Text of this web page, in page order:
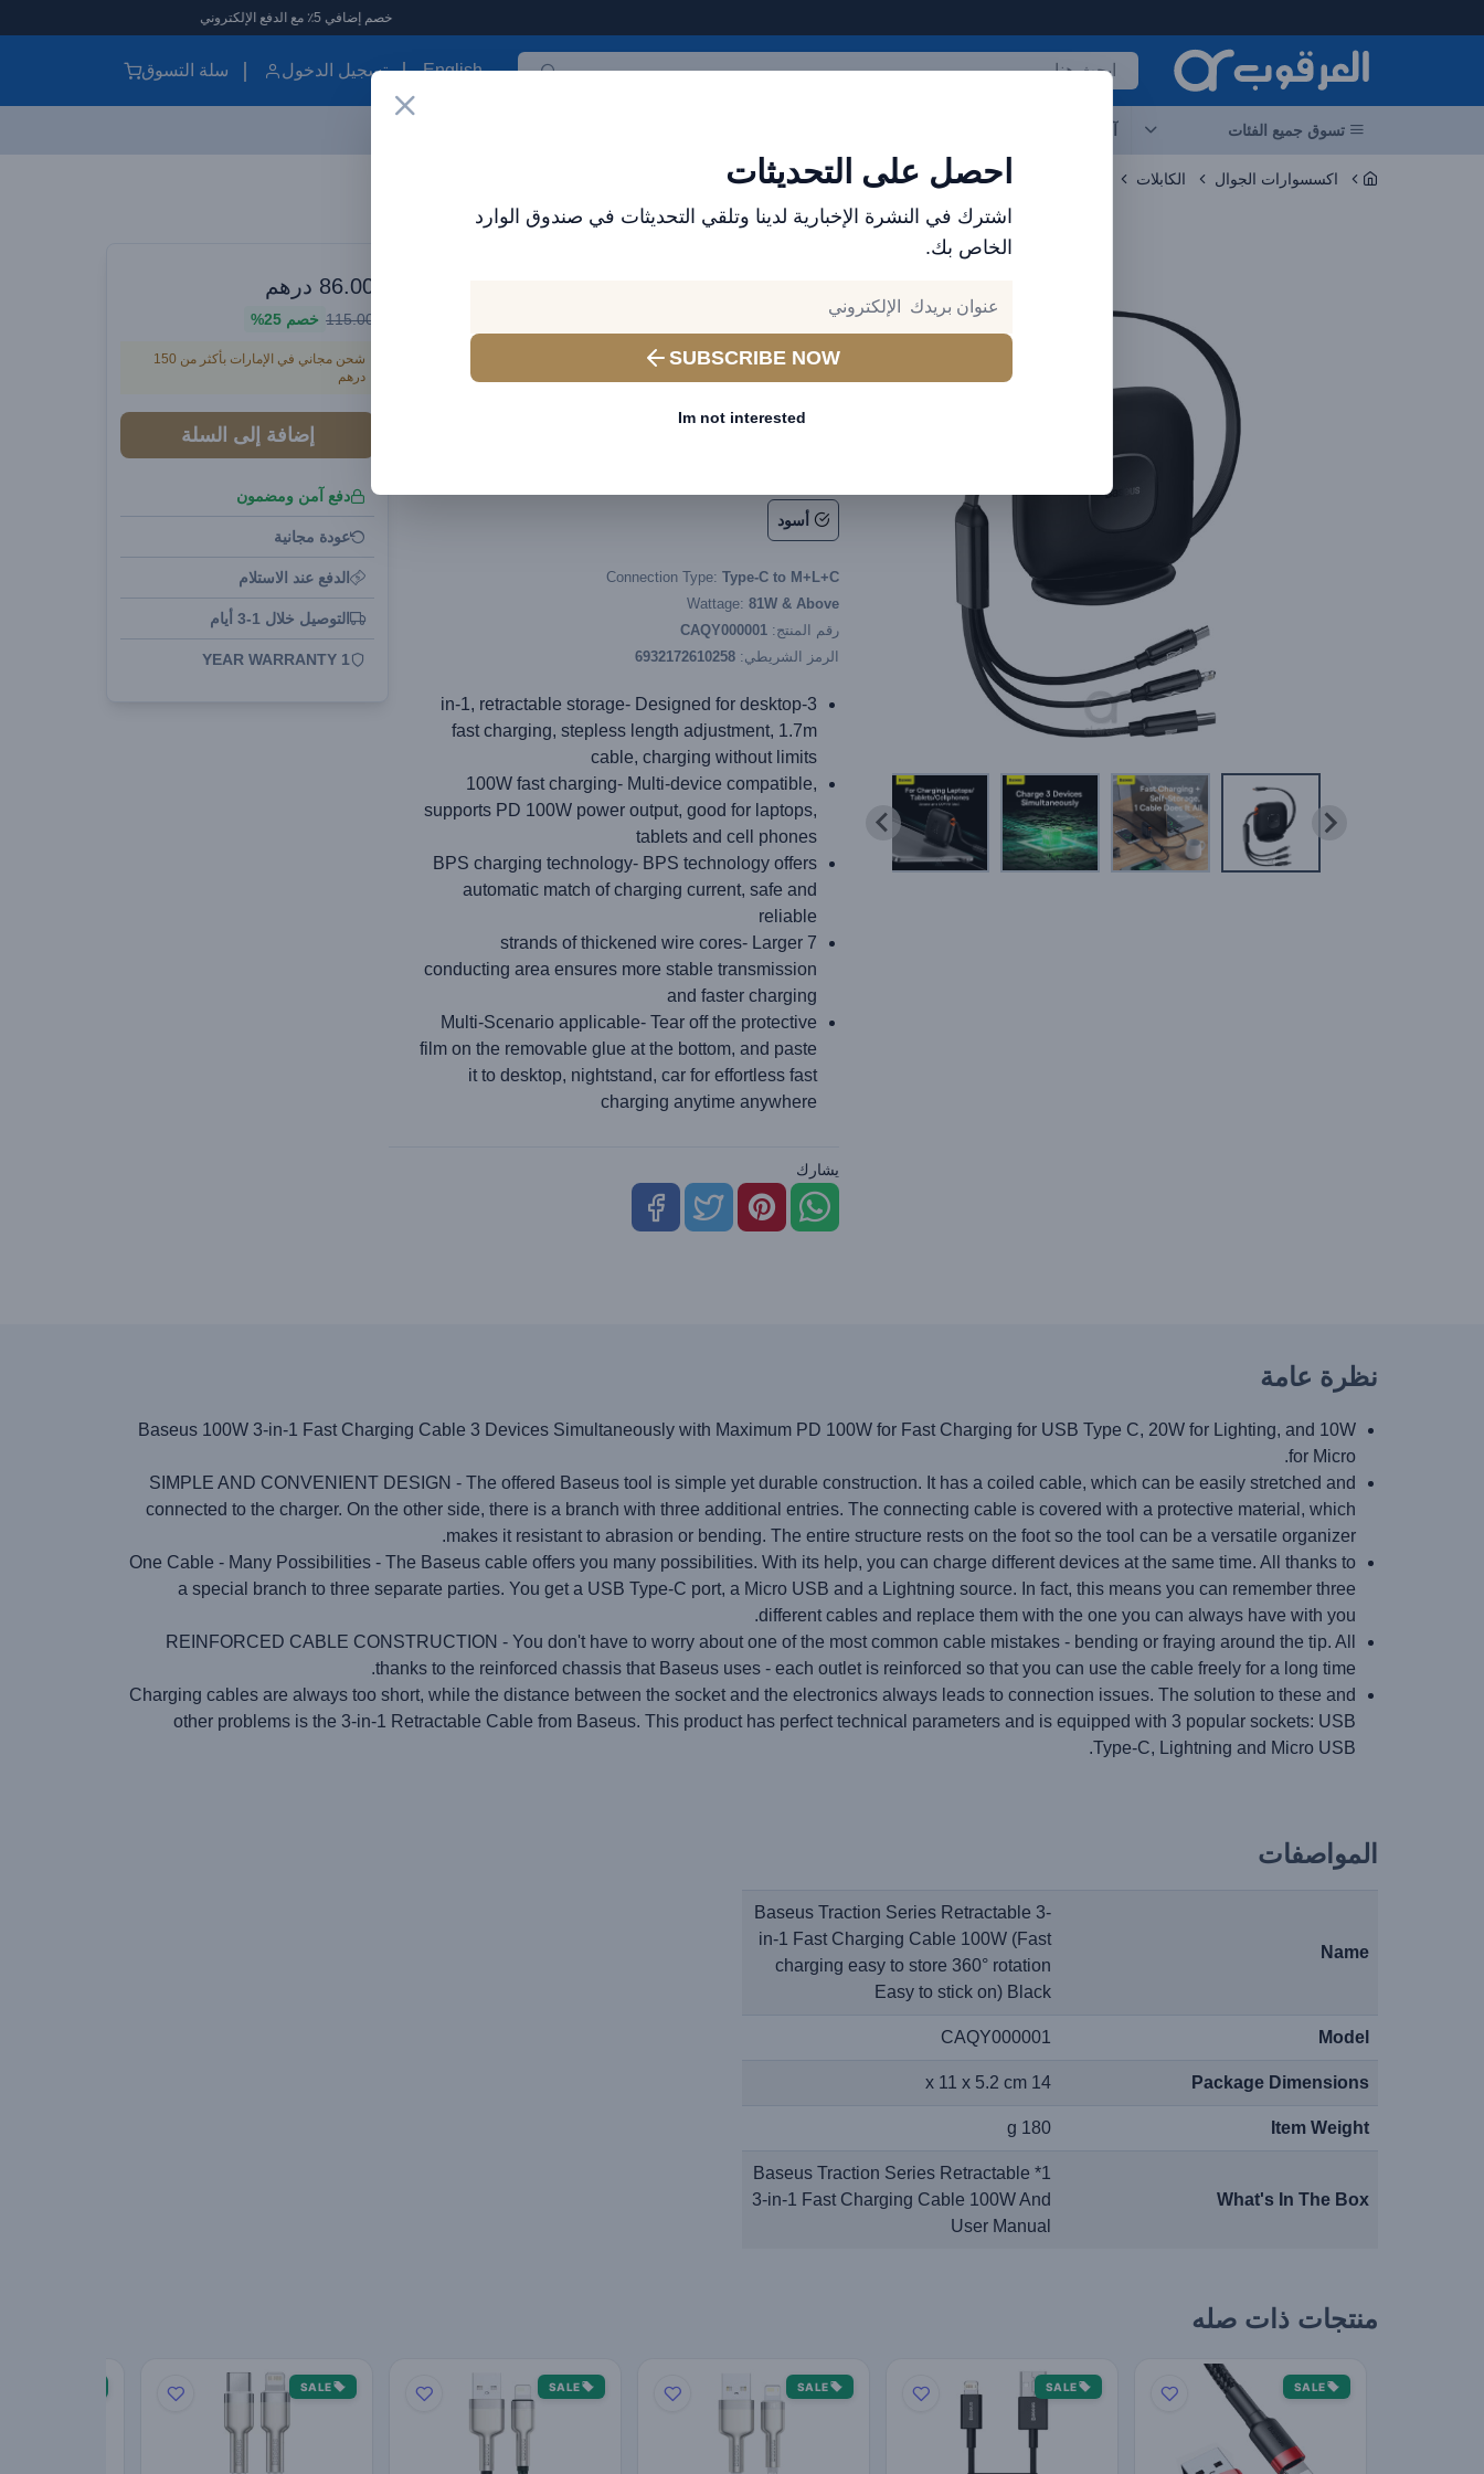
خصم إضافي 5٪ مع الدفع الإلكتروني
English تسجيل الدخول سلة التسوق
تسوق جميع الفئات
احصل على التحديثات
اشترك في النشرة الإخبارية لدينا وتلقي التحديثات في صندوق الوارد
الخاص بك.
SUBSCRIBE NOW
Im not interested
اكسسوارات الجوال الكابلات
أسود
Connection Type: Type-C to M+L+C
Wattage: 81W & Above
رقم المنتج: CAQY000001
الرمز الشريطي: 6932172610258
3-in-1, retractable storage- Designed for desktop
fast charging, stepless length adjustment, 1.7m
cable, charging without limits
100W fast charging- Multi-device compatible,
supports PD 100W power output, good for laptops,
tablets and cell phones
BPS charging technology- BPS technology offers
automatic match of charging current, safe and
reliable
7 strands of thickened wire cores- Larger
conducting area ensures more stable transmission
and faster charging
Multi-Scenario applicable- Tear off the protective
film on the removable glue at the bottom, and paste
it to desktop, nightstand, car for effortless fast
charging anytime anywhere
يشارك
86.00 درهم
115.00 خصم 25%
شحن مجاني في الإمارات بأكثر من 150
درهم
إضافة إلى السلة
دفع آمن ومضمون
عودة مجانية
الدفع عند الاستلام
التوصيل خلال 1-3 أيام
1 YEAR WARRANTY
نظرة عامة
Baseus 100W 3-in-1 Fast Charging Cable 3 Devices Simultaneously with Maximum PD 100W for Fast Charging for USB Type C, 20W for Lighting, and 10W
for Micro.
SIMPLE AND CONVENIENT DESIGN - The offered Baseus tool is simple yet durable construction. It has a coiled cable, which can be easily stretched and
connected to the charger. On the other side, there is a branch with three additional entries. The connecting cable is covered with a protective material, which
makes it resistant to abrasion or bending. The entire structure rests on the foot so the tool can be a versatile organizer.
One Cable - Many Possibilities - The Baseus cable offers you many possibilities. With its help, you can charge different devices at the same time. All thanks to
a special branch to three separate parties. You get a USB Type-C port, a Micro USB and a Lightning source. In fact, this means you can remember three
different cables and replace them with the one you can always have with you.
REINFORCED CABLE CONSTRUCTION - You don't have to worry about one of the most common cable mistakes - bending or fraying around the tip. All
thanks to the reinforced chassis that Baseus uses - each outlet is reinforced so that you can use the cable freely for a long time.
Charging cables are always too short, while the distance between the socket and the electronics always leads to connection issues. The solution to these and
other problems is the 3-in-1 Retractable Cable from Baseus. This product has perfect technical parameters and is equipped with 3 popular sockets: USB
Type-C, Lightning and Micro USB.
المواصفات
Name
Baseus Traction Series Retractable 3-
in-1 Fast Charging Cable 100W (Fast
charging easy to store 360° rotation
Easy to stick on) Black
Model
CAQY000001
Package Dimensions
14 x 11 x 5.2 cm
Item Weight
180 g
What's In The Box
1* Baseus Traction Series Retractable
3-in-1 Fast Charging Cable 100W And
User Manual
منتجات ذات صله
SALE
SALE
SALE
SALE
SALE